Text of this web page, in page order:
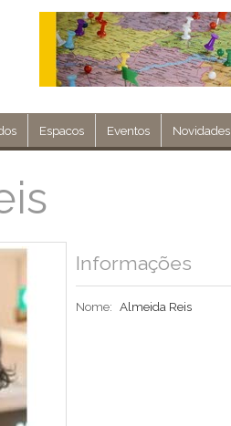
Espacos Eventos Novidades
Informações
Nome: Almeida Reis